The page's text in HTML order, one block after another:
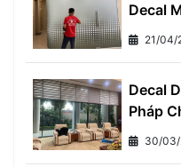
Decal
Văn21/04/
Decal
Pháp
Mọi Nhà
30/